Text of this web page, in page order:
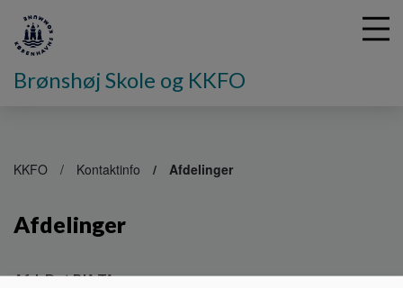
v
Brønshøj Skole og KKFO
KKFO Kontaktinfo Afdelinger
Afdelinger
Afd. Det Blå Tårn